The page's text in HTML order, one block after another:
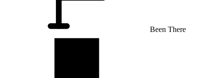
Been There